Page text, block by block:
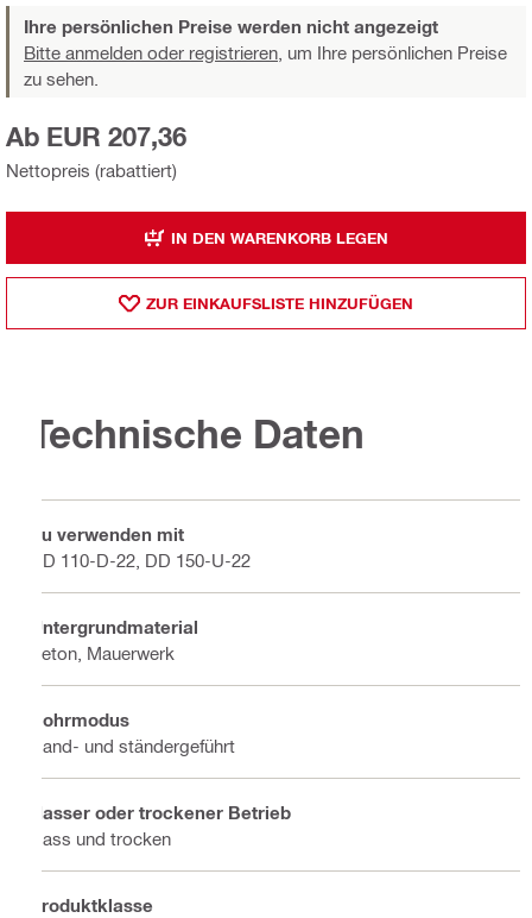
Ihre persönlichen Preise werden nicht angezeigt
Bitte anmelden oder registrieren, um Ihre persönlichen Preise
zu sehen.
Nettopreis (rabattiert)
Ab EUR 207,36
IN DEN WARENKORB LEGEN
ZUR EINKAUFSLISTE HINZUFÜGEN
Technische Daten
Zu verwenden mit
DD 110-D-22, DD 150-U-22
Untergrundmaterial
Beton, Mauerwerk
Bohrmodus
Hand- und ständergeführt
Nasser oder trockener Betrieb
Nass und trocken
Produktklasse